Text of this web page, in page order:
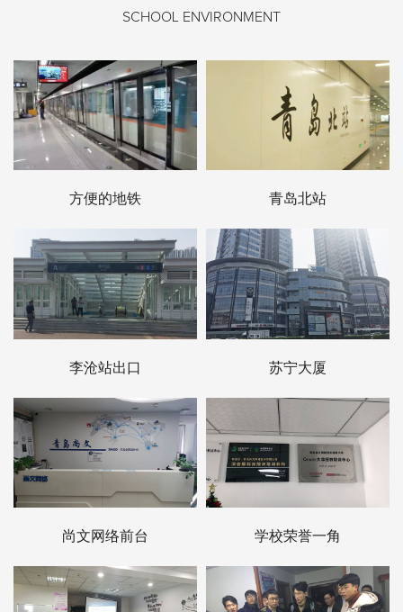
SCHOOL ENVIRONMENT
方便的地铁 青岛北站
李沧站出口 苏宁大厦
尚文网络前台 学校荣誉一角